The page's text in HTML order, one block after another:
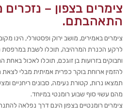
צימרים בצפון –
התאהבתם.
צימרים באמירים, מושב ירוק ופסטורלי, הינו
לרקע הכנרת המרהיבה, תוכלו לשבת במרפסת
וחבוקים בזרועות בן זוגכם, תוכלו לאכול באחת
להזמין ארוחת בוקר כפרית אמיתית מבלי
תמצאו נרות, קטורת נעימה, סבונים ריחניים
מהם עשוי סוף שבוע רומנטי במיוחד.
צימרים רומנטיים בצפון הינם דרך נפלאה